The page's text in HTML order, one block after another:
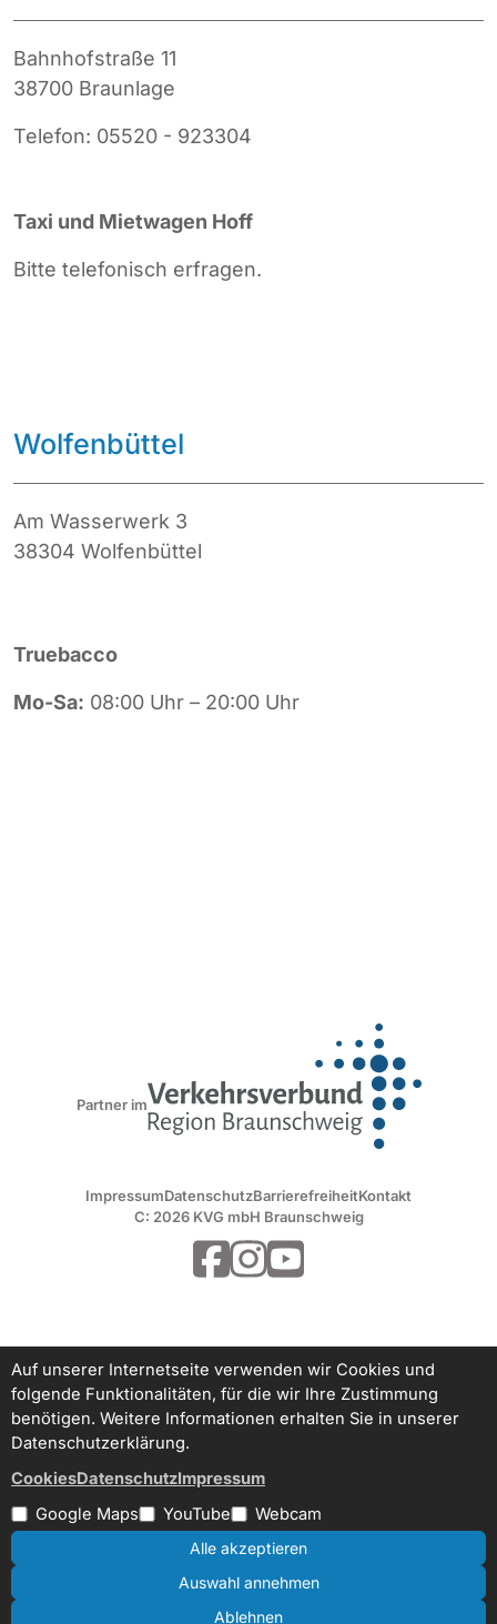
Bahnhofstraße 11
38700 Braunlage
Telefon: 05520 - 923304
Taxi und Mietwagen Hoff
Bitte telefonisch erfragen.
Wolfenbüttel
Am Wasserwerk 3
38304 Wolfenbüttel
Truebacco
Mo-Sa: 08:00 Uhr – 20:00 Uhr
ImpressumDatenschutzBarrierefreiheitKontakt
Partner im
C: 2026 KVG mbH Braunschweig
Auf unserer Internetseite verwenden wir Cookies und
folgende Funktionalitäten, für die wir Ihre Zustimmung
benötigen. Weitere Informationen erhalten Sie in unserer
Datenschutzerklärung.
CookiesDatenschutzImpressum
Google Maps
YouTube Webcam
Alle akzeptieren
Auswahl annehmen
Ablehnen